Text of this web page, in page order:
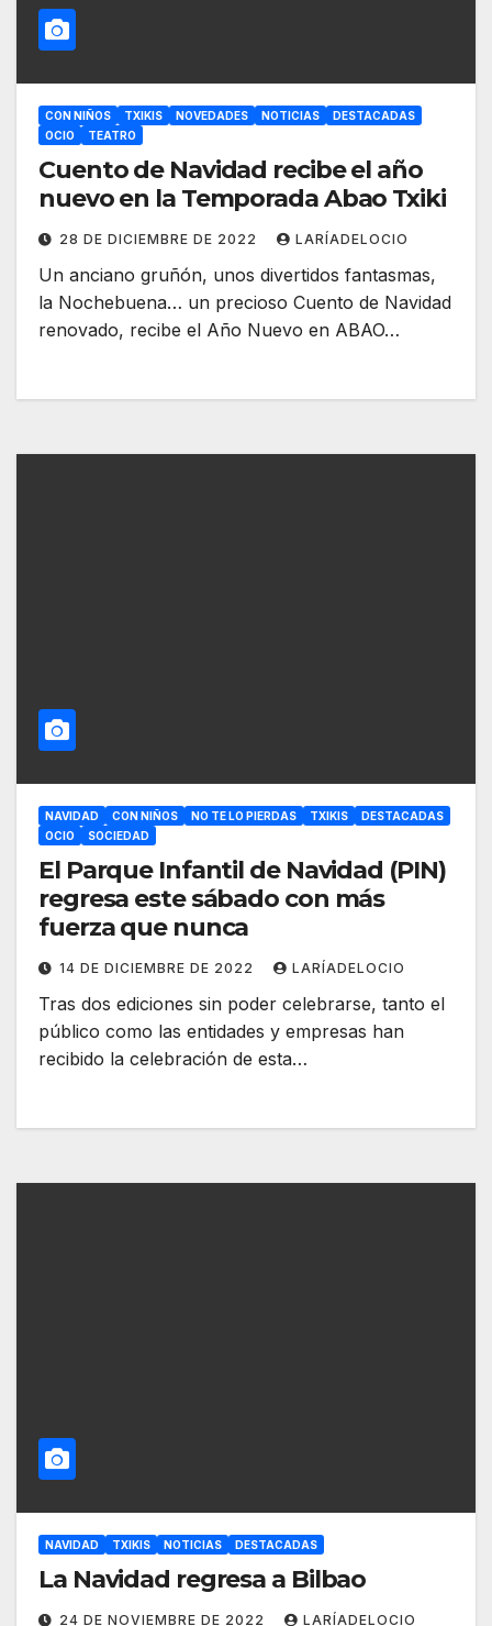
CON NIÑOS TXIKIS NOVEDADES NOTICIAS
DESTACADAS
OCIO
TEATRO
Cuento de Navidad recibe el año
nuevo en la Temporada Abao Txiki
28 DE DICIEMBRE DE 2022 LARÍADELOCIO
Un anciano gruñón, unos divertidos fantasmas,
la Nochebuena… un precioso Cuento de Navidad
renovado, recibe el Año Nuevo en ABAO…
NAVIDAD CON NIÑOS NO TE LO PIERDAS TXIKIS
DESTACADAS
OCIO
SOCIEDAD
El Parque Infantil de Navidad (PIN)
regresa este sábado con más
fuerza que nunca
14 DE DICIEMBRE DE 2022 LARÍADELOCIO
Tras dos ediciones sin poder celebrarse, tanto el
público como las entidades y empresas han
recibido la celebración de esta…
NAVIDAD TXIKIS NOTICIAS DESTACADAS
La Navidad regresa a Bilbao
24 DE NOVIEMBRE DE 2022 LARÍADELOCIO